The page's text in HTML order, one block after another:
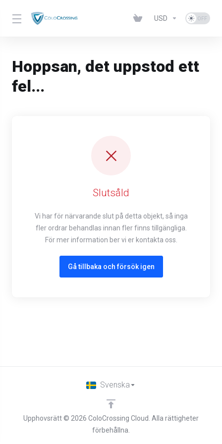
USD
Hoppsan, det uppstod ett
fel...
Slutsåld
Vi har för närvarande slut på detta objekt, så inga
fler ordrar behandlas innan fler finns tillgängliga.
För mer information ber vi er kontakta oss.
Gå tillbaka och försök igen
Upphovsrätt © 2026 ColoCrossing Cloud. Alla rättigheter
förbehållna.
Svenska